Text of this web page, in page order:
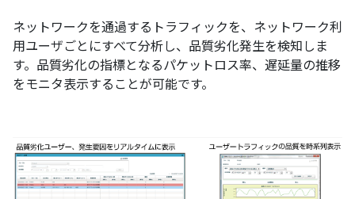
ネットワークを通過するトラフィックを、ネットワーク利
用ユーザごとにすべて分析し、品質劣化発生を検知しま
す。品質劣化の指標となるパケットロス率、遅延量の推移
をモニタ表示することが可能です。